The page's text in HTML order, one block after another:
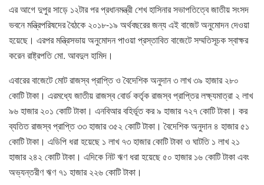
এর আগে দুপুর সাড়ে ১২টার পর প্রধানমন্ত্রী শেখ হাসিনার সভাপতিত্বে জাতীয় সংসদ
ভবনে মন্ত্রিপরিষদের বৈঠকে ২০১৮-১৯ অর্থবছরের জন্য এই বাজেট অনুমোদন দেওয়া
হয়েছে। এরপর মন্ত্রিসভায় অনুমোদন পাওয়া প্রস্তাবিত বাজেটে সম্মতিসূচক স্বাক্ষর
করেন রাষ্ট্রপতি মো. আবদুল হামিদ।
এবারের বাজেটে মোট রাজস্ব প্রাপ্তি ও বৈদেশিক অনুদান ৩ লাখ ৩৯ হাজার ২৮০
কোটি টাকা। এরমধ্যে জাতীয় রাজস্ব বোর্ড কর্তৃক রাজস্ব প্রাপ্তির লক্ষ্যমাত্রা ২ লাখ
৯৬ হাজার ২০১ কোটি টাকা। এনবিআর বহির্ভূত কর ৯ হাজার ৭২৭ কোটি টাকা। কর
ব্যতিত রাজস্ব প্রাপ্তি ৩৩ হাজার ৩৫২ কোটি টাকা। বৈদেশিক অনুদান ৪ হাজার ৫১
কোটি টাকা। এডিপি ধরা হয়েছে ১ লাখ ৭৩ হাজার কোটি টাকা ও ঘাটতি ১ লাখ ২১
হাজার ২৪২ কোটি টাকা। এদিকে নিট ঋণ ধরা হয়েছে ৫০ হাজার ১৬ কোটি টাকা এবং
অভ্যন্তরীণ ঋণ ৭১ হাজার ২২৬ কোটি টাকা।